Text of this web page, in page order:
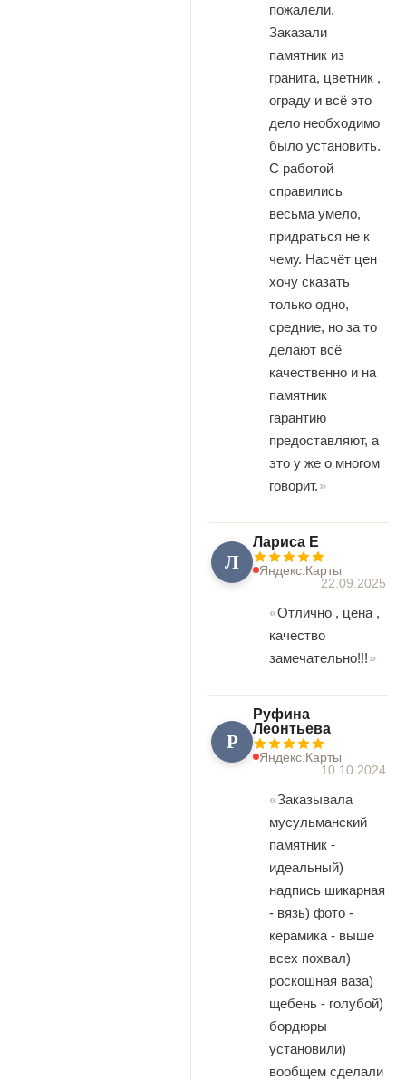
пожалели.
Заказали
памятник из
гранита, цветник ,
ограду и всё это
дело необходимо
было установить.
С работой
справились
весьма умело,
придраться не к
чему. Насчёт цен
хочу сказать
только одно,
средние, но за то
делают всё
качественно и на
памятник
гарантию
предоставляют, а
это у же о многом
говорит.
Л
Лариса Е
Яндекс.Карты
22.09.2025
Отлично , цена ,
качество
замечательно!!!
Р
Руфина
Леонтьева
Яндекс.Карты
10.10.2024
Заказывала
мусульманский
памятник -
идеальный)
надпись шикарная
- вязь) фото -
керамика - выше
всех похвал)
роскошная ваза)
щебень - голубой)
бордюры
установили)
вообщем сделали